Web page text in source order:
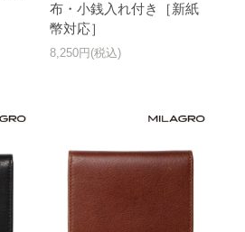
布・小銭入れ付き［新紙
幣対応］
8,250円(税込)